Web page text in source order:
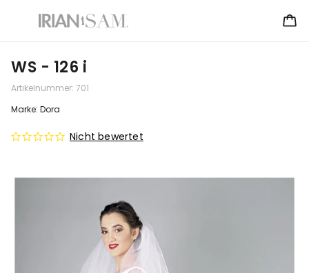
WS - 126 i
Artikelnummer: 701
Nicht bewertet
Marke: Dora